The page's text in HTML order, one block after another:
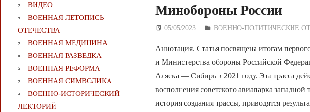
Минобороны России
05/05/2023 Дежурный по Редакции
ВОЕННО-ПОЛИТИЧЕСКИE
Аннотация. Статья посвящена итогам
и Министерства обороны Российской
Аляска — Сибирь в 2021 году. Эта трасса
восполнения советского авиапарка
история создания трассы, приводятся
ВИДЕО
ВОЕННАЯ ЛЕТОПИСЬ
ОТЕЧЕСТВА
ВОЕННАЯ МЕДИЦИНА
ВОЕННАЯ РАЗВЕДКА
ВОЕННАЯ РЕФОРМА
ВОЕННАЯ СИМВОЛИКА
ВОЕННО-ИСТОРИЧЕСКИЙ
ЛЕКТОРИЙ